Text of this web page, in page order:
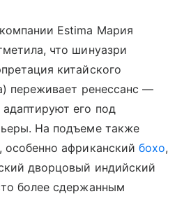
Estima Мария
что шинуазри
китайского
переживает ренессанс —
его под
На подъеме также
особенно африканский бохо,
дворцовый индийский
более сдержанным